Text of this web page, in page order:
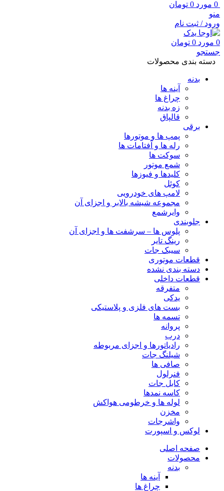
0 مورد 0 تومان
منو
ورود / ثبت نام
0 مورد 0 تومان
جستجو
دسته بندی محصولات
بدنه
آینه ها
چراغ ها
زه بدنه
قالپاق
برقی
پمپ ها و موتورها
رله ها و آفتامات ها
سوکت ها
شمع موتور
کلیدها و فیوزها
کوئل
لامپ های خودرویی
مجموعه شیشه بالابر و اجزای آن
وایرشمع
جلوبندی
پلوس ها – سرشفت ها و اجزای آن
رینگ تایر
سیبک جات
قطعات موتوری
دسته بندی نشده
قطعات داخلی
متفرقه
یدکی
بست های فلزی و پلاستیکی
تسمه ها
پروانه
درب
رادیاتورها و اجزای مربوطه
شیلنگ جات
صافی ها
فنرلول
کابل جات
کاسه نمدها
لوله ها و خرطومی هواکش
مخزن
واشرجات
لوکس و اسپورت
صفحه اصلی
محصولات
بدنه
آینه ها
چراغ ها